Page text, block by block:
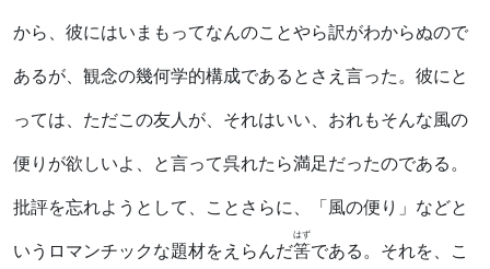
から、彼にはいまもってなんのことやら訳がわからぬので
あるが、観念の幾何学的構成であるとさえ言った。彼にと
っては、ただこの友人が、それはいい、おれもそんな風の
便りが欲しいよ、と言って呉れたら満足だったのである。
批評を忘れようとして、ことさらに、「風の便り」などと
いうロマンチックな題材をえらんだ筈
はず
である。それを、こ